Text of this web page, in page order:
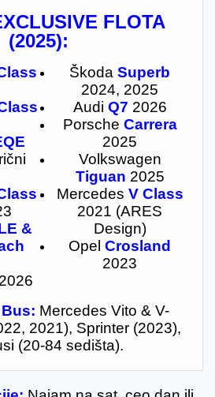
FLOTA
(2025):
&
2026
ŠkodaSuperb
2024, 2025
Audi Q7 2026
Porsche Carrera
2025
Volkswagen
Tiguan 2025
Mercedes V Class
2021 (ARES
Design)
OpelCrosland
2023
Mercedes Vito & V-
2021), Sprinter (2023),
(20-84 sedišta).